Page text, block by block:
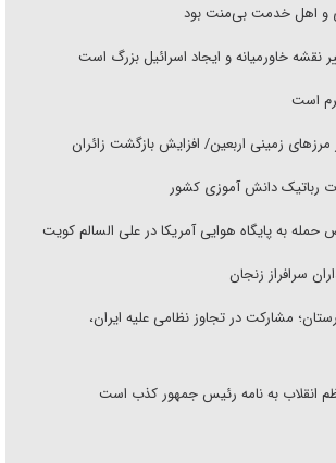
و اهل خدمت بی‌منت بود
خاورمیانه و ایجاد اسرائیل بزرگ است
است
رباتیک دانش آموزی کشور
به پایگاه هوایی آمریکا در علی السالم کویت
سرافراز زنجان
مشارکت در تجاوز نظامی علیه ایران،
انقلاب به نامه رئیس جمهور کذب است